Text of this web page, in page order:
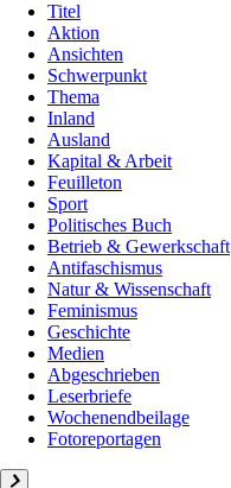
Titel
Aktion
Ansichten
Schwerpunkt
Thema
Inland
Ausland
Kapital & Arbeit
Feuilleton
Sport
Politisches Buch
Betrieb & Gewerkschaft
Antifaschismus
Natur & Wissenschaft
Feminismus
Geschichte
Medien
Abgeschrieben
Leserbriefe
Wochenendbeilage
Fotoreportagen